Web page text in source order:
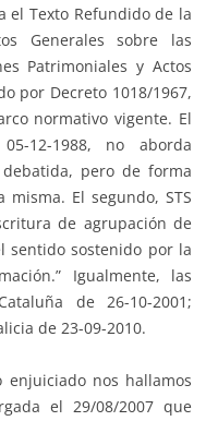
el Texto Refundido de la
Generales sobre las
Patrimoniales y Actos
por Decreto 1018/1967,
normativo vigente. El
12-1988, no aborda
pero de forma
El segundo, STS
de agrupación de
sentido sostenido por la
Igualmente, las
de 26-10-2001;
de 23-09-2010.
enjuiciado nos hallamos
el 29/08/2007 que